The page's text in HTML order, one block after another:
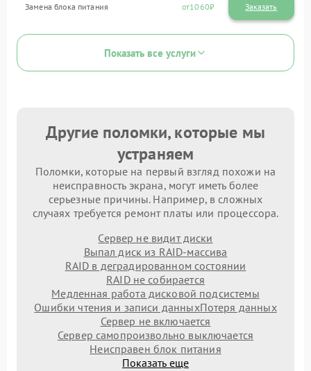
Замена блока питания 1060
Показать все услуги
Другие поломки, которые мы
устраняем
Поломки, которые на первый взгляд похожи на
неисправность экрана, могут иметь более
серьезные причины. Например, в сложных
случаях требуется ремонт платы или процессора.
Сервер не видит диски
Выпал диск из RAID-массива
RAID в деградированном состоянии
RAID не собирается
Медленная работа дисковой подсистемы
Ошибки чтения и записи данныхПотеря данных
Сервер не включается
Сервер самопроизвольно выключается
Неисправен блок питания
Показать еще